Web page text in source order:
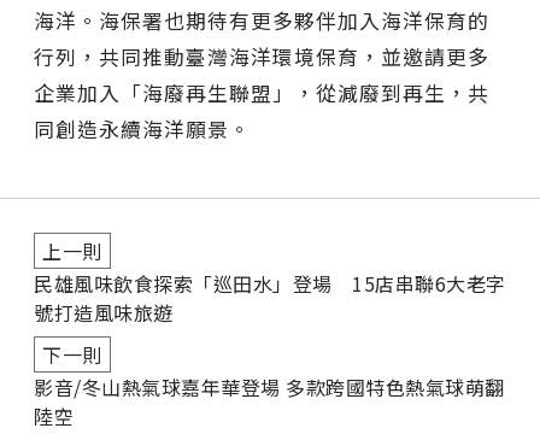
海洋。海保署也期待有更多夥伴加入海洋保育的
行列，共同推動臺灣海洋環境保育，並邀請更多
企業加入「海廢再生聯盟」，從減廢到再生，共
同創造永續海洋願景。
上一則
民雄風味飲食探索「巡田水」登場 15店串聯6大老字
號打造風味旅遊
下一則
影音/冬山熱氣球嘉年華登場 多款跨國特色熱氣球萌翻
陸空